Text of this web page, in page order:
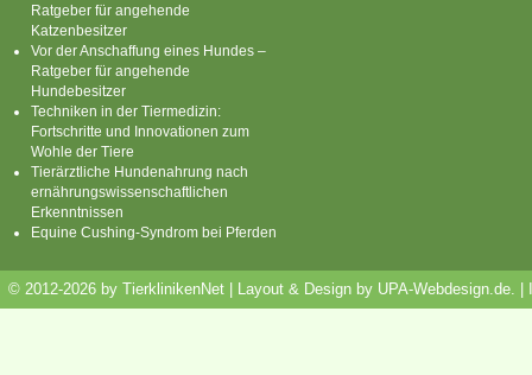
Ratgeber für angehende
Katzenbesitzer
Vor der Anschaffung eines Hundes –
Ratgeber für angehende
Hundebesitzer
Techniken in der Tiermedizin:
Fortschritte und Innovationen zum
Wohle der Tiere
Tierärztliche Hundenahrung nach
ernährungswissenschaftlichen
Erkenntnissen
Equine Cushing-Syndrom bei Pferden
© 2012-2026 by TierklinikenNet | Layout & Design by UPA-Webdesign.de.